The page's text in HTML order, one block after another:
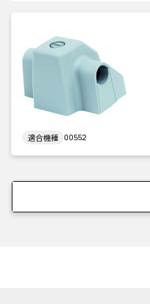
適合機種 00552